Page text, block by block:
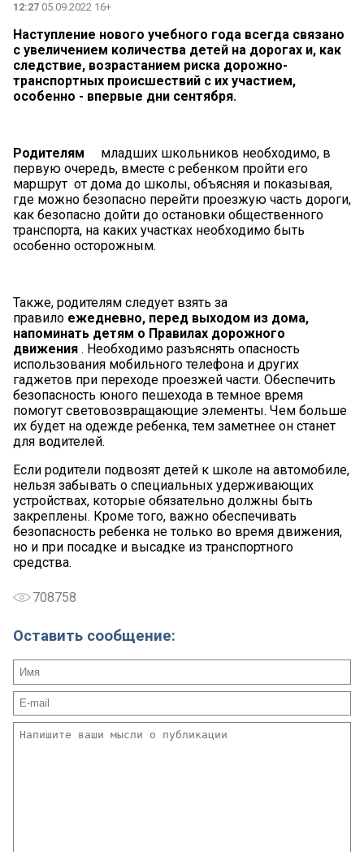
12:27 05.09.2022 16+
Наступление нового учебного года всегда связано
с увеличением количества детей на дорогах и, как
следствие, возрастанием риска дорожно-
транспортных происшествий с их участием,
особенно - впервые дни сентября.
Родителям
младших школьников необходимо, в
первую очередь, вместе с ребенком пройти его
маршрут от дома до школы, объясняя и показывая,
где можно безопасно перейти проезжую часть дороги,
как безопасно дойти до остановки общественного
транспорта, на каких участках необходимо быть
особенно осторожным.
Также, родителям следует взять за
правило ежедневно, перед выходом из дома,
напоминать детям о Правилах дорожного
движения . Необходимо разъяснять опасность
использования мобильного телефона и других
гаджетов при переходе проезжей части. Обеспечить
безопасность юного пешехода в темное время
помогут световозвращающие элементы. Чем больше
их будет на одежде ребенка, тем заметнее он станет
для водителей.
Если родители подвозят детей к школе на автомобиле,
нельзя забывать о специальных удерживающих
устройствах, которые обязательно должны быть
закреплены. Кроме того, важно обеспечивать
безопасность ребенка не только во время движения,
но и при посадке и высадке из транспортного
средства.
708758
Оставить сообщение: